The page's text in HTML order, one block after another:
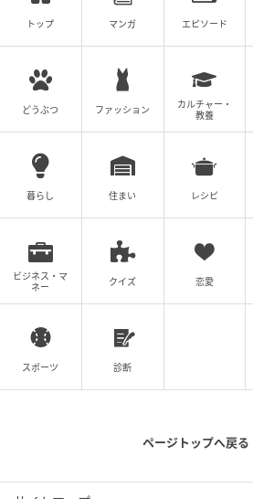
るだけ後回しにしているうちに、
あなたが慌てふためいている姿
知り、怒りながら手伝ってくれ
いでしょうか。相手が怒った時に
に謝り、申し訳なさそうにできる
ところでしょう。だからこそ、同
あなたを放っておけず、親身に
※本記事の心理テストはエンター
示すものではありません。
自分の心の中を少しのぞいてみま
をして感じる、そうそう！いやち
トップ マンガ エピソード
どうぶつ ファッション
カルチャー・
教養
暮らし 住まい レシピ
ビジネス・マ
ネー
クイズ 恋愛
スポーツ 診断
ページトップへ戻る